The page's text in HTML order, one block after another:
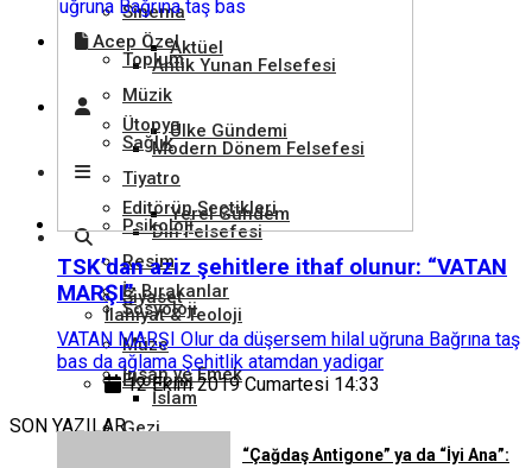
Antik Yunan Felsefesi
Modern Dönem Felsefesi
Din Felsefesi
İlahiyat & Teoloji
İslam
Aktüel
Ülke Gündemi
Yerel Gündem
Siyaset
Ekonomi
Sinema
Müzik
Tiyatro
Resim
Müze
Gezi
Toplum
Sağlık
Psikoloji
Sosyoloji
Acep Özel
Ütopya
Editörün Seçtikleri
İz Bırakanlar
İnsan ve Emek
Tarım ve Hayvancılık
TSK’dan aziz şehitlere ithaf olunur: “VATAN
MARŞI”
VATAN MARŞI Olur da düşersem hilal uğruna Bağrına taş
bas da ağlama Şehitlik atamdan yadigar
12 Ekim 2019 Cumartesi 14:33
SON YAZILAR
“Çağdaş Antigone” ya da “İyi Ana”: